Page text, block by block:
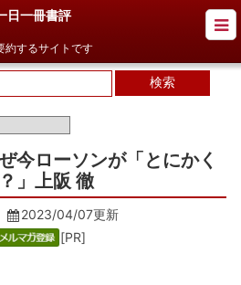
日一冊書評
約するサイトです
今ローソンが「とにかく
」上阪 徹
2023/04/07更新
[PR]